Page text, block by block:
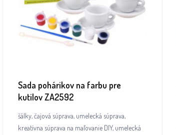
Sada pohárikov na farbu pre
kutilov ZA2592
šálky, čajová súprava, umelecká súprava,
kreatívna súprava na maľovanie DIY, umelecká